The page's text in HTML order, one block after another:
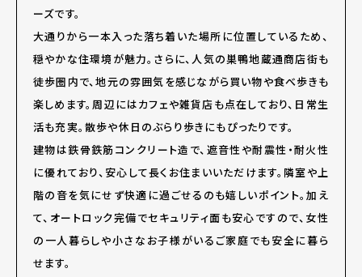
ーズです。
大通りから一本入った落ち着いた場所に位置しているため、
穏やかな住環境が魅力。さらに、人気の巣鴨地蔵通商店街も
徒歩圏内で、地元の雰囲気を感じながら買い物や食べ歩きも
楽しめます。周辺にはカフェや雑貨店も点在しており、日常生
活も充実。散歩や休日のぶらり歩きにもぴったりです。
建物は鉄骨鉄筋コンクリート造で、遮音性や耐震性・耐火性
に優れており、安心して長くお住まいいただけます。隣室や上
階の音を気にせず快適に過ごせるのも嬉しいポイント。加え
て、オートロック完備でセキュリティ面も安心ですので、女性
の一人暮らしや小さなお子様がいるご家庭でも安全に暮ら
せます。